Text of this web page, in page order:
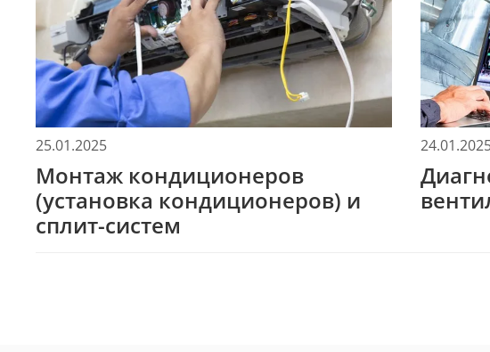
25.01.2025
Монтаж кондиционеров
(установка кондиционеров) и
сплит-систем